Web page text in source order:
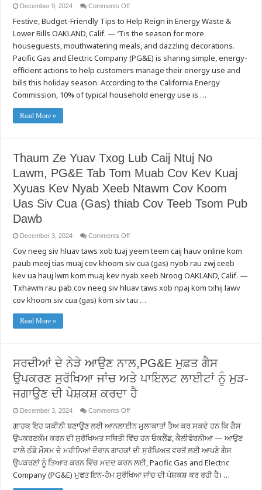
December 9, 2024 Comments Offon
&
Mindful:
PG&E’s
Efficient
Solutions
for
a
Season
of
Savings
Festive, Budget-Friendly Tips to Help Reign in Energy Waste &
Lower Bills OAKLAND, Calif. — ‘Tis the season for more
houseguests, mouthwatering meals, and dazzling decorations.
Pacific Gas and Electric Company (PG&E) is sharing simple, energy-
efficient actions to help customers manage their energy use and
bills this holiday season. According to the California Energy
Commission, 10% of typical household energy use is …
Read More »
Thaum Ze Yuav Txog Lub Caij Ntuj No
Lawm, PG&E Tab Tom Muab Cov Kev Kuaj
Xyuas Kev Nyab Xeeb Ntawm Cov Koom
Uas Siv Cua (Gas) thiab Cov Teeb Tsom Pub
Dawb
December 3, 2024 Comments Offon
Ze
Yuav
Txog
Caij
No
Lawm,
PG&E
Kev
Nyab
Xeeb
Ntawm
Cov
Koom
Siv
(Gas)
thiab
Cov
Teeb
Tsom
Pub
Dawb
Cov neeg siv hluav taws xob tuaj yeem teem caij hauv online kom
paub meej tias muaj cov khoom siv cua (gas) nyob rau zwj ceeb
kev ua hauj lwm kom muaj kev nyab xeeb Nroog OAKLAND, Calif. —
Txhawm rau pab cov neeg siv hluav taws xob npaj kom txhij lawv
cov khoom siv cua (gas) kom siv tau …
Read More »
ਸਰਦੀਆਂ ਦੇ ਨੇੜੇ ਆਉਣ ਨਾਲ,PG&E ਮੁਫ਼ਤ ਗੈਸ
ਉਪਕਰਣ ਸੁਰੱਖਿਆ ਜਾਂਚ ਅਤੇ ਪਾਇਲਟ ਲਾਈਟਾਂ ਨੂੰ ਮੁੜ-
ਜਗਾਉਣ ਦੀ ਪੇਸ਼ਕਸ਼ ਕਰਦਾ ਹੈ
December 3, 2024 Comments Offon
ਦੇ
ਆਉਣ
ਨਾਲ,PG&E
ਮੁਫ਼ਤ
ਗੈਸ
ਉਪਕਰਣ
ਸੁਰੱਖਿਆ
ਗਾਹਕ ਇਹ ਯਕੀਨੀ ਬਣਾਉਣ ਲਈ ਆਨਲਾਈਨ ਮੁਲਾਕਾਤਾਂ ਤੈਅ ਕਰ ਸਕਦੇ ਹਨ ਕਿ ਗੈਸ
ਉਪਕਰਣਕੰਮ ਕਰਨ ਦੀ ਸੁਰੱਖਿਅਤ ਸਥਿਤੀ ਵਿੱਚ ਹਨ ਓਕਲੈਂਡ, ਕੈਲੀਫੋਰਨੀਆ — ਆਉਣ
ਵਾਲੇ ਠੰਡੇ ਮੌਸਮ ਦੇ ਮਹੀਨਿਆਂ ਦੌਰਾਨ ਗਾਹਕਾਂ ਦੀ ਸੁਰੱਖਿਅਤ ਵਰਤੋਂ ਲਈ ਆਪਣੇ ਗੈਸ
ਉਪਕਰਣਾਂ ਨੂੰ ਤਿਆਰ ਕਰਨ ਵਿੱਚ ਮਦਦ ਕਰਨ ਲਈ, Pacific Gas and Electric
Company (PG&E) ਮੁਫਤ ਇਨ-ਹੋਮ ਸੁਰੱਖਿਆ ਜਾਂਚ ਦੀ ਪੇਸ਼ਕਸ਼ ਕਰ ਰਹੀ ਹੈ। …